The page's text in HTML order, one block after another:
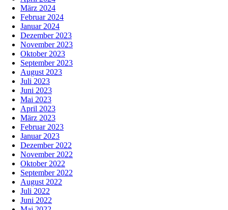
März 2024
Februar 2024
Januar 2024
Dezember 2023
November 2023
Oktober 2023
September 2023
August 2023
Juli 2023
Juni 2023
Mai 2023
April 2023
März 2023
Februar 2023
Januar 2023
Dezember 2022
November 2022
Oktober 2022
September 2022
August 2022
Juli 2022
Juni 2022